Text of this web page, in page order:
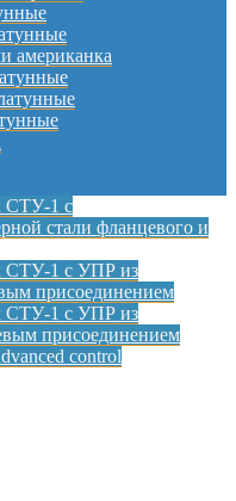
американка
СТУ-1 с
стали фланцевого и
СТУ-1 с УПР из
присоединением
СТУ-1 с УПР из
присоединением
control